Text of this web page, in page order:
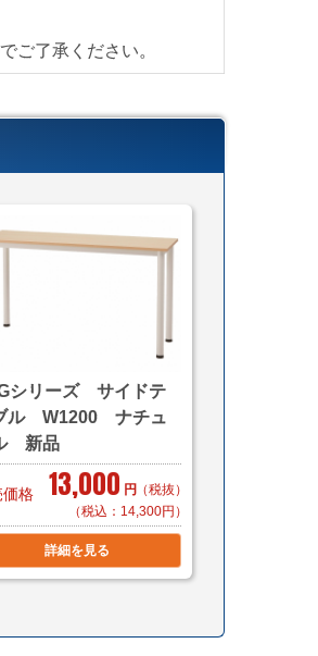
致します。
配送となります。
ざいます。
算出させて頂きます。
ております。
しくお願い致します。
ご了承ください。
シリーズ サイドテ
ル W1200 ナチュ
新品
価格 13,000 円 （税抜）
（税込：14,300円）
詳細を見る